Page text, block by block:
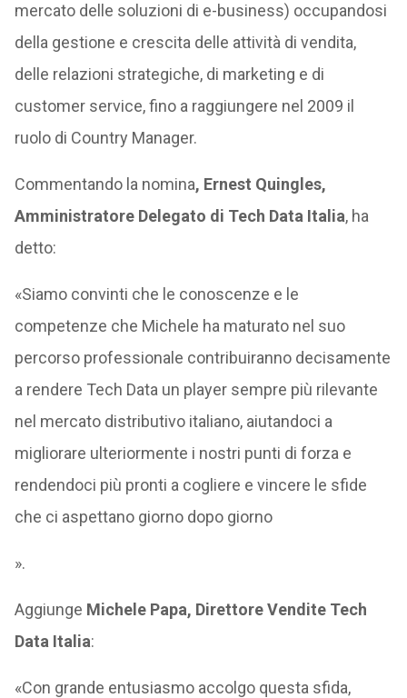
mercato delle soluzioni di e-business) occupandosi
della gestione e crescita delle attività di vendita,
delle relazioni strategiche, di marketing e di
customer service, fino a raggiungere nel 2009 il
ruolo di Country Manager.
Commentando la nomina, Ernest Quingles,
Amministratore Delegato di Tech Data Italia, ha
detto:
«Siamo convinti che le conoscenze e le
competenze che Michele ha maturato nel suo
percorso professionale contribuiranno decisamente
a rendere Tech Data un player sempre più rilevante
nel mercato distributivo italiano, aiutandoci a
migliorare ulteriormente i nostri punti di forza e
rendendoci più pronti a cogliere e vincere le sfide
che ci aspettano giorno dopo giorno
».
Aggiunge Michele Papa, Direttore Vendite Tech
Data Italia:
«Con grande entusiasmo accolgo questa sfida,